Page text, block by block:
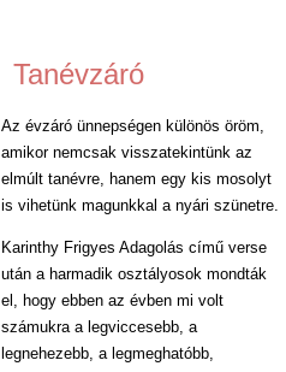
Tanévzáró
Az évzáró ünnepségen különös öröm,
amikor nemcsak visszatekintünk az
elmúlt tanévre, hanem egy kis mosolyt
is vihetünk magunkkal a nyári szünetre.
Karinthy Frigyes Adagolás című verse
után a harmadik osztályosok mondták
el, hogy ebben az évben mi volt
számukra a legviccesebb, a
legnehezebb, a legmeghatóbb,